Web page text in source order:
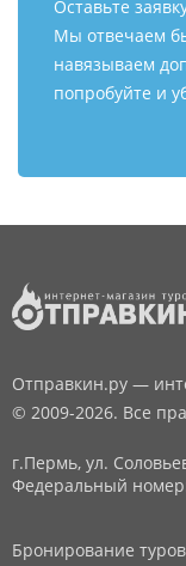
Оставьте
Мы отвечаем
навязываем
попробуйте и
Отправкин.ру —
© 2009-2026. Все
г.Пермь, ул.
Федеральный
Бронирование